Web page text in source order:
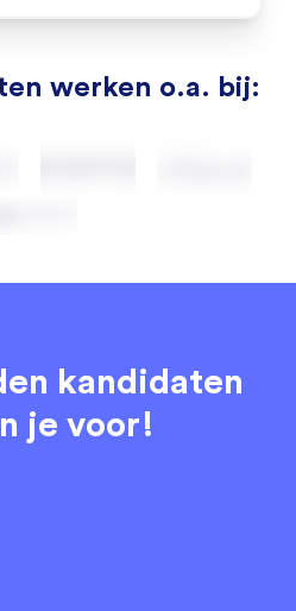
werken o.a. bij:
kandidaten
je voor!